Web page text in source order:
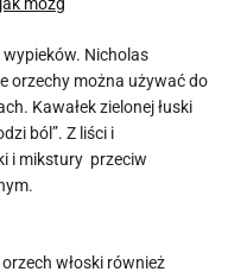
Nicholas
orzechy można używać do
Kawałek zielonej łuski
ból”. Z liści i
i mikstury przeciw
włoski również